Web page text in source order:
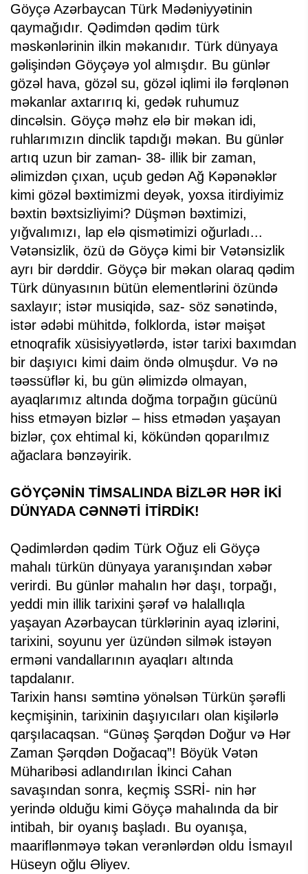
Göyçə Azərbaycan Türk Mədəniyyətinin
qaymağıdır. Qədimdən qədim türk
məskənlərinin ilkin məkanıdır. Türk dünyaya
gəlişindən Göyçəyə yol almışdır. Bu günlər
gözəl hava, gözəl su, gözəl iqlimi ilə fərqlənən
məkanlar axtarırıq ki, gedək ruhumuz
dincəlsin. Göyçə məhz elə bir məkan idi,
ruhlarımızın dinclik tapdığı məkan. Bu günlər
artıq uzun bir zaman- 38- illik bir zaman,
əlimizdən çıxan, uçub gedən Ağ Kəpənəklər
kimi gözəl bəxtimizmi deyək, yoxsa itirdiyimiz
bəxtin bəxtsizliyimi? Düşmən bəxtimizi,
yığvalımızı, lap elə qismətimizi oğurladı...
Vətənsizlik, özü də Göyçə kimi bir Vətənsizlik
ayrı bir dərddir. Göyçə bir məkan olaraq qədim
Türk dünyasının bütün elementlərini özündə
saxlayır; istər musiqidə, saz- söz sənətində,
istər ədəbi mühitdə, folklorda, istər məişət
etnoqrafik xüsisiyyətlərdə, istər tarixi baxımdan
bir daşıyıcı kimi daim öndə olmuşdur. Və nə
təəssüflər ki, bu gün əlimizdə olmayan,
ayaqlarımız altında doğma torpağın gücünü
hiss etməyən bizlər – hiss etmədən yaşayan
bizlər, çox ehtimal ki, kökündən qoparılmız
ağaclara bənzəyirik.
GÖYÇƏNİN TİMSALINDA BİZLƏR HƏR İKİ
DÜNYADA CƏNNƏTİ İTİRDİK!
Qədimlərdən qədim Türk Oğuz eli Göyçə
mahalı türkün dünyaya yaranışından xəbər
verirdi. Bu günlər mahalın hər daşı, torpağı,
yeddi min illik tarixini şərəf və halallıqla
yaşayan Azərbaycan türklərinin ayaq izlərini,
tarixini, soyunu yer üzündən silmək istəyən
erməni vandallarının ayaqları altında
tapdalanır.
Tarixin hansı səmtinə yönəlsən Türkün şərəfli
keçmişinin, tarixinin daşıyıcıları olan kişilərlə
qarşılacaqsan. “Günəş Şərqdən Doğur və Hər
Zaman Şərqdən Doğacaq”! Böyük Vətən
Müharibəsi adlandırılan İkinci Cahan
savaşından sonra, keçmiş SSRİ- nin hər
yerində olduğu kimi Göyçə mahalında da bir
intibah, bir oyanış başladı. Bu oyanışa,
maariflənməyə təkan verənlərdən oldu İsmayıl
Hüseyn oğlu Əliyev.